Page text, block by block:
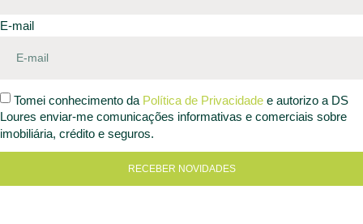
E-mail
Tomei conhecimento da Política de Privacidade e autorizo a DS
Loures enviar-me comunicações informativas e comerciais sobre
imobiliária, crédito e seguros.
RECEBER NOVIDADES